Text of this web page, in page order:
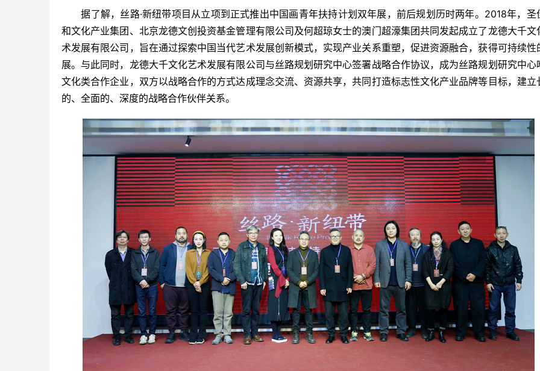
据了解，丝路·新纽带项目从立项到正式推出中国画青年扶持计划双年展，前后规划历时两年。2018年，圣
和文化产业集团、北京龙德文创投资基金管理有限公司及何超琼女士的澳门超濠集团共同发起成立了龙德大千文
术发展有限公司，旨在通过探索中国当代艺术发展创新模式，实现产业关系重塑，促进资源融合，获得可持续性
展。与此同时，龙德大千文化艺术发展有限公司与丝路规划研究中心签署战略合作协议，成为丝路规划研究中心
文化类合作企业，双方以战略合作的方式达成理念交流、资源共享，共同打造标志性文化产业品牌等目标，建立
的、全面的、深度的战略合作伙伴关系。